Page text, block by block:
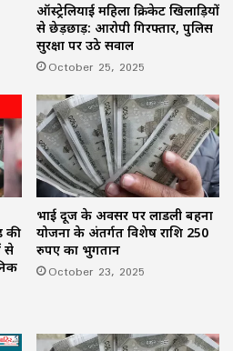
ऑस्ट्रेलियाई महिला क्रिकेट खिलाड़ियों
से छेड़छाड़: आरोपी गिरफ्तार, पुलिस
सुरक्षा पर उठे सवाल
October 25, 2025
की
से
भाई दूज के अवसर पर लाडली बहना
योजना के अंतर्गत विशेष राशि 250
रुपए का भुगतान
October 23, 2025